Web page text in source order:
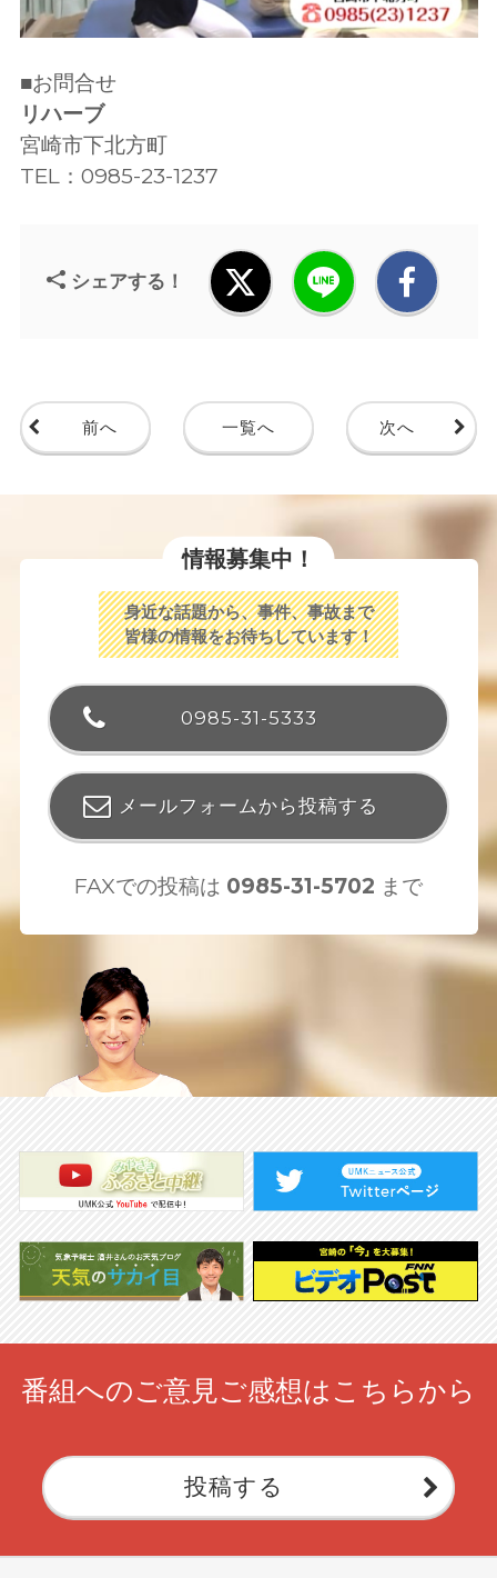
■お問合せ
リハーブ
宮崎市下北方町
TEL：0985-23-1237
シェアする！
前へ 一覧へ 次へ
情報募集中！
身近な話題から、事件、事故まで
皆様の情報をお待ちしています！
0985-31-5333
メールフォームから投稿する
FAXでの投稿は 0985-31-5702 まで
番組へのご意見ご感想はこちらから
投稿する